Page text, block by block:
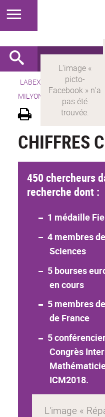
LABEX > LABEX MILYON
MILYON > Découvrir le labex >
CHIFFRES
450 chercheurs
recherche dont :
1 médaille
4 membres
Sciences
5 bourses
en cours
5 membres
de France
5
Congrès
ICM2018.